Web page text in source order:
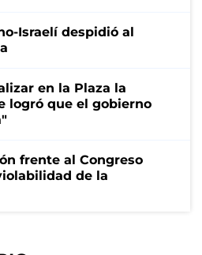
Israelí despidió al
en la Plaza la
logró que el gobierno
frente al Congreso
de la